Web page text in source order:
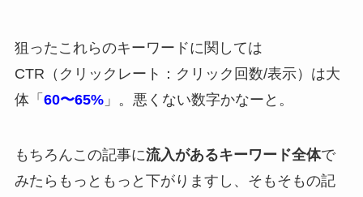
狙ったこれらのキーワードに関しては
CTR（クリックレート：クリック回数/表示）は大
体「 60〜65%」。悪くない数字かなーと。
もちろんこの記事に流入があるキーワード全体で
みたらもっともっと下がりますし、そもそもの記